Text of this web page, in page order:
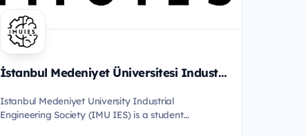
İstanbul Medeniyet Üniversitesi Industrial Engineering Society
Istanbul Medeniyet University Industrial
Engineering Society (IMU IES) is a student